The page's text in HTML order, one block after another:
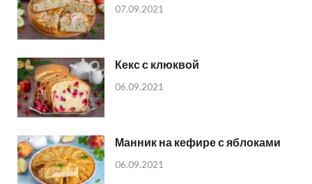
07.09.2021
Кекс с клюквой
06.09.2021
Манник на кефире с яблоками
06.09.2021